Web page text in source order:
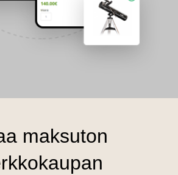
maksuton